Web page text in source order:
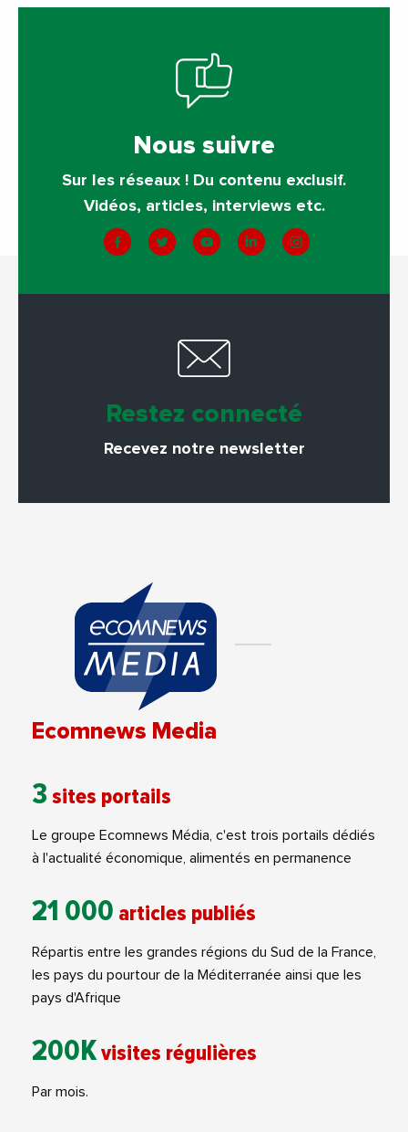
Nous suivre
Sur les réseaux ! Du contenu exclusif.
Vidéos, articles, interviews etc.
Restez connecté
Recevez notre newsletter
Ecomnews Media
3 sites portails
Le groupe Ecomnews Média, c'est trois portails dédiés
à l'actualité économique, alimentés en permanence
21 000 articles publiés
Répartis entre les grandes régions du Sud de la France,
les pays du pourtour de la Méditerranée ainsi que les
pays d'Afrique
200Kvisites régulières
Par mois.